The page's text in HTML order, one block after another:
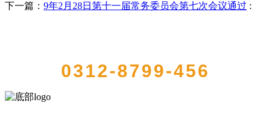
下一篇： 9年2月28日第十一届常务委员会第七次会议通过 :
0312-8799-456